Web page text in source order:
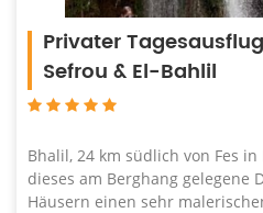
Privater
Sefrou & El-Bahlil
Bhalil, 24 km südlich von Fes
dieses am Berghang gelegene
Häusern einen sehr